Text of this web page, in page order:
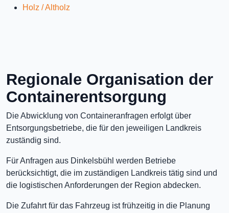
Holz / Altholz
Regionale Organisation der
Containerentsorgung
Die Abwicklung von Containeranfragen erfolgt über
Entsorgungsbetriebe, die für den jeweiligen Landkreis
zuständig sind.
Für Anfragen aus Dinkelsbühl werden Betriebe
berücksichtigt, die im zuständigen Landkreis tätig sind und
die logistischen Anforderungen der Region abdecken.
Die Zufahrt für das Fahrzeug ist frühzeitig in die Planung